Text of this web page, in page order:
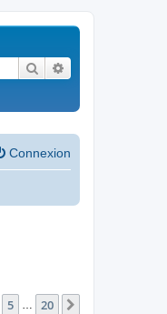
Rechercher
Connexion
5 … 20